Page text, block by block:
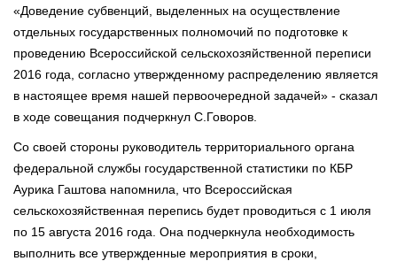
«Доведение субвенций, выделенных на осуществление
отдельных государственных полномочий по подготовке к
проведению Всероссийской сельскохозяйственной переписи
2016 года, согласно утвержденному распределению является
в настоящее время нашей первоочередной задачей» - сказал
в ходе совещания подчеркнул С.Говоров.
Со своей стороны руководитель территориального органа
федеральной службы государственной статистики по КБР
Аурика Гаштова напомнила, что Всероссийская
сельскохозяйственная перепись будет проводиться с 1 июля
по 15 августа 2016 года. Она подчеркнула необходимость
выполнить все утвержденные мероприятия в сроки,